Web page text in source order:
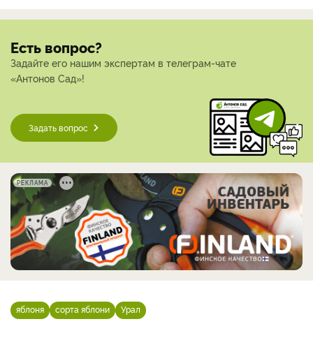
Есть вопрос?
Задайте его нашим экспертам в телеграм-чате
«Антонов Сад»!
Задать вопрос
РЕКЛАМА
яблоня сорта яблони Урал